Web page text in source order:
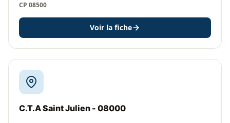
CP 08500
Voir la fiche
C.T.A Saint Julien - 08000